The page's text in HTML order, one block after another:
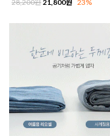
28,200원 21,800원 23%